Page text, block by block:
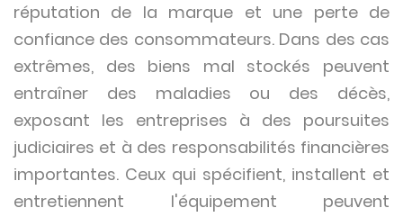
réputation de la marque et une perte de
confiance des consommateurs. Dans des cas
extrêmes, des biens mal stockés peuvent
entraîner des maladies ou des décès,
exposant les entreprises à des poursuites
judiciaires et à des responsabilités financières
importantes. Ceux qui spécifient, installent et
entretiennent l'équipement peuvent